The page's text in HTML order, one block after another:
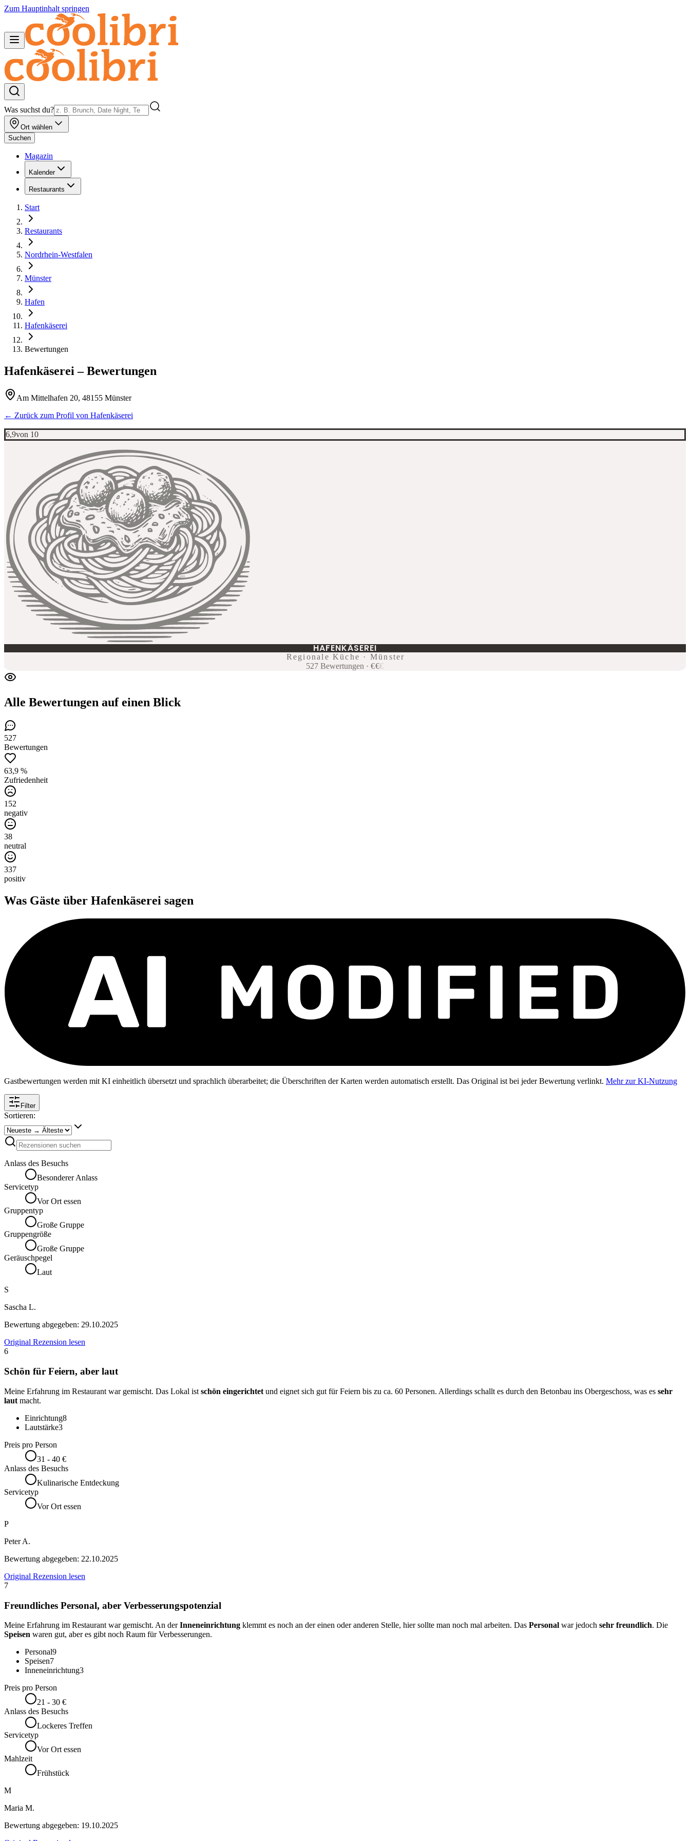
Zum Hauptinhalt springen
Was suchst du?
Ort wählen
Suchen
Magazin
Kalender
Restaurants
Start
Restaurants
Nordrhein-Westfalen
Münster
Hafen
Hafenkäserei
Bewertungen
Hafenkäserei – Bewertungen
Am Mittelhafen 20, 48155 Münster
← Zurück zum Profil von Hafenkäserei
6,9von 10
HAFENKÄSEREI
Regionale Küche · Münster
527 Bewertungen ·€€€
Alle Bewertungen auf einen Blick
527
Bewertungen
63,9 %
Zufriedenheit
152
negativ
38
neutral
337
positiv
Was Gäste über Hafenkäserei sagen
Gastbewertungen werden mit KI einheitlich übersetzt und sprachlich überarbeitet; die Überschriften der Karten werden automatisch erstellt. Das Original ist bei jeder Bewertung verlinkt. Mehr zur KI-Nutzung
Filter
Sortieren:
Anlass des Besuchs
Besonderer Anlass
Servicetyp
Vor Ort essen
Gruppentyp
Große Gruppe
Gruppengröße
Große Gruppe
Geräuschpegel
Laut
S
Sascha L.
Bewertung abgegeben: 29.10.2025
Original Rezension lesen
6
Schön für Feiern, aber laut
Meine Erfahrung im Restaurant war gemischt. Das Lokal ist schön eingerichtet und eignet sich gut für Feiern bis zu ca. 60 Personen. Allerdings schallt es durch den Betonbau ins Obergeschoss, was es sehr
laut macht.
Einrichtung8
Lautstärke3
Preis pro Person
31 - 40 €
Anlass des Besuchs
Kulinarische Entdeckung
Servicetyp
Vor Ort essen
P
Peter A.
Bewertung abgegeben: 22.10.2025
Original Rezension lesen
7
Freundliches Personal, aber Verbesserungspotenzial
Meine Erfahrung im Restaurant war gemischt. An derInneneinrichtung klemmt es noch an der einen oder anderen Stelle, hier sollte man noch mal arbeiten. Das Personal war jedoch sehr freundlich. Die
Speisen waren gut, aber es gibt noch Raum für Verbesserungen.
Personal9
Speisen7
Inneneinrichtung3
Preis pro Person
21 - 30 €
Anlass des Besuchs
Lockeres Treffen
Servicetyp
Vor Ort essen
Mahlzeit
Frühstück
M
Maria M.
Bewertung abgegeben: 19.10.2025